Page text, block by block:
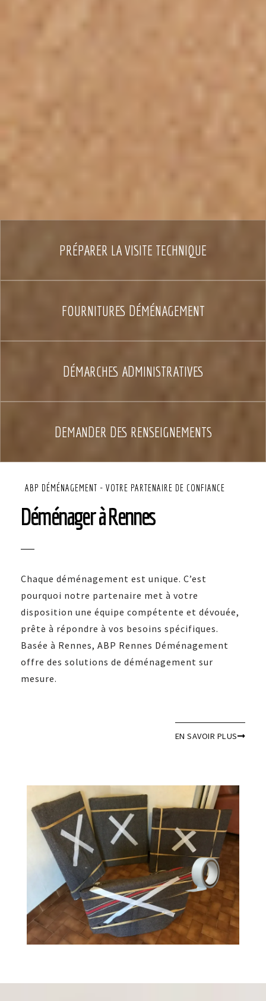
PRÉPARER LA VISITE TECHNIQUE
FOURNITURES DÉMÉNAGEMENT
DÉMARCHES ADMINISTRATIVES
DEMANDER DES RENSEIGNEMENTS
ABP DÉMÉNAGEMENT - VOTRE PARTENAIRE DE CONFIANCE
Déménager à Rennes
Chaque déménagement est unique. C’est
pourquoi notre partenaire met à votre
disposition une équipe compétente et dévouée,
prête à répondre à vos besoins spécifiques.
Basée à Rennes, ABP Rennes Déménagement
offre des solutions de déménagement sur
mesure.
EN SAVOIR PLUS